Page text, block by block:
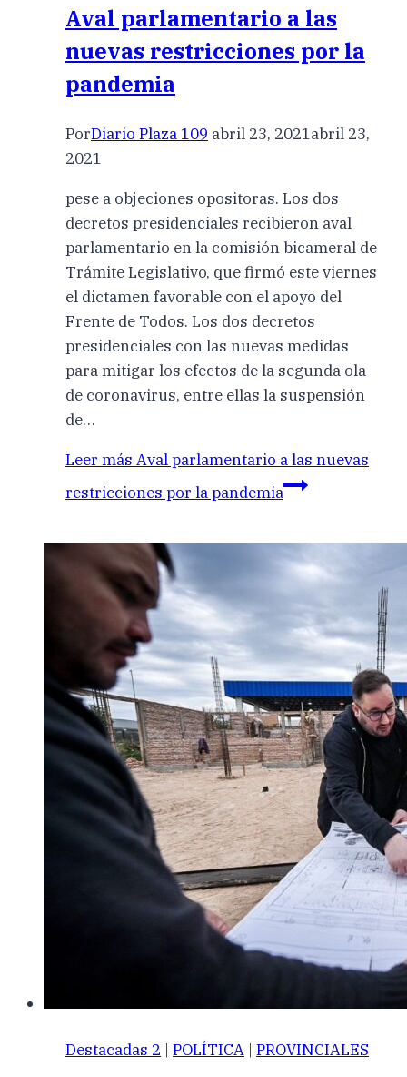
Aval parlamentario a las
nuevas restricciones por la
pandemia
PorDiario Plaza 109 abril 23, 2021abril 23,
2021
pese a objeciones opositoras. Los dos
decretos presidenciales recibieron aval
parlamentario en la comisión bicameral de
Trámite Legislativo, que firmó este viernes
el dictamen favorable con el apoyo del
Frente de Todos. Los dos decretos
presidenciales con las nuevas medidas
para mitigar los efectos de la segunda ola
de coronavirus, entre ellas la suspensión
de…
Leer más Aval parlamentario a las nuevas
restricciones por la pandemia
Destacadas 2 | POLÍTICA | PROVINCIALES